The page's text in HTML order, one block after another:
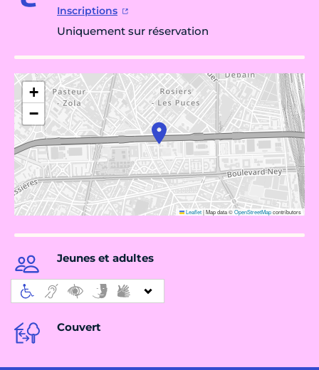
Inscriptions
Uniquement sur réservation
+
−
Leaflet|Map data ©OpenStreetMapcontributors
Jeunes et adultes
Couvert